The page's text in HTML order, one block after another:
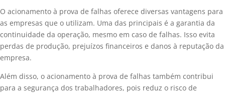
O acionamento à prova de falhas oferece diversas vantagens para
as empresas que o utilizam. Uma das principais é a garantia da
continuidade da operação, mesmo em caso de falhas. Isso evita
perdas de produção, prejuízos financeiros e danos à reputação da
empresa.
Além disso, o acionamento à prova de falhas também contribui
para a segurança dos trabalhadores, pois reduz o risco de